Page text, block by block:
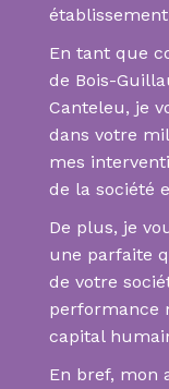
En tant que
de Bois-
Canteleu, je
dans votre
mes
de la société
De plus, je
une parfaite
de votre
performance
capital
En bref, mon